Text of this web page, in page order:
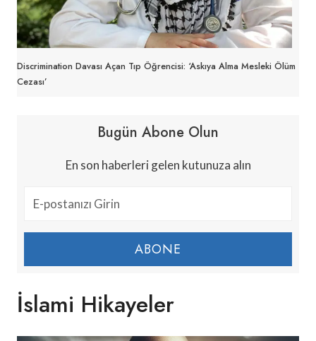
Discrimination Davası Açan Tıp Öğrencisi: ‘Askıya Alma Mesleki Ölüm
Cezası’
Bugün Abone Olun
En son haberleri gelen kutunuza alın
ABONE
İslami Hikayeler